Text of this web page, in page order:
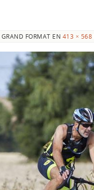
GRAND FORMAT EN 413 × 568